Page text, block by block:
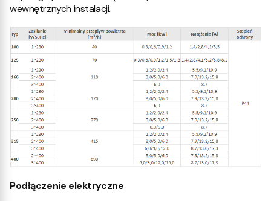
wewnętrznych instalacji.
Podłączenie elektryczne